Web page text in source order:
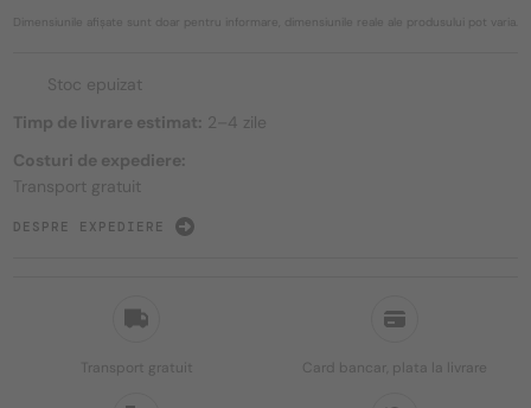
Transport gratuit Card bancar, plata la livrare
Dimensiunile afișate sunt doar pentru informare, dimensiunile reale ale produsului pot varia.
Stoc epuizat
Timp de livrare estimat: 2–4 zile
Costuri de expediere:
Transport gratuit
DESPRE EXPEDIERE